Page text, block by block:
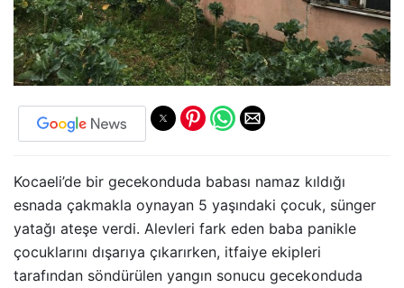
Kocaeli’de bir gecekonduda babası namaz kıldığı
esnada çakmakla oynayan 5 yaşındaki çocuk, sünger
yatağı ateşe verdi. Alevleri fark eden baba panikle
çocuklarını dışarıya çıkarırken, itfaiye ekipleri
tarafından söndürülen yangın sonucu gecekonduda